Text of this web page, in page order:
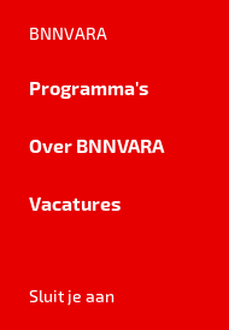
BNNVARA
Programma's
Over BNNVARA
Vacatures
Sluit je aan